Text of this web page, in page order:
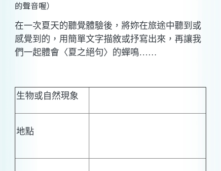
的聲音喔）
在一次夏天的聽覺體驗後，將妳在旅途中聽到或
感覺到的，用簡單文字描敘或抒寫出來，再讓我
們一起體會〈夏之絕句〉的蟬鳴……
生物或自然現象
地點